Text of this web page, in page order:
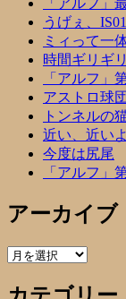
うげぇ、
ミィって一
時間ギリギリ
「アルフ
アストロ球
トンネルの
近い、近いよ
今度は尻尾
「アルフ
アーカイブ
ア
カ